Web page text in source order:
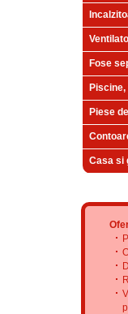
Fose
Piese
Casa si